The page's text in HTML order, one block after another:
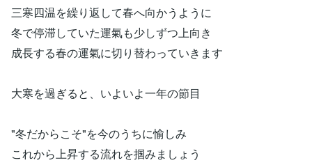
三寒四温を繰り返して春へ向かうように
冬で停滞していた運氣も少しずつ上向き
成長する春の運氣に切り替わっていきます
大寒を過ぎると、いよいよ一年の節目
"冬だからこそ"を今のうちに愉しみ
これから上昇する流れを掴みましょう